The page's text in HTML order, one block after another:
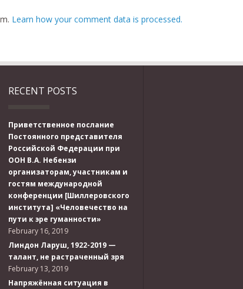
Learn how your comment data is processed.
RECENT POSTS
Приветственное послание
Постоянного представителя
Российской Федерации при
ООН В.А. Небензи
организаторам, участникам и
гостям международной
конференции [Шиллеровского
института] «Человечество на
пути к эре гуманности»
February 16, 2019
Линдон Ларуш, 1922-2019 —
талант, не растраченный зря
February 13, 2019
Напряжённая ситуация в